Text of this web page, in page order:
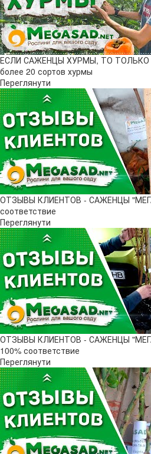
ЕСЛИ САЖЕНЦЫ ХУРМЫ, ТО ТОЛЬКО
более 20 сортов хурмы
Переглянути
ОТЗЫВЫ КЛИЕНТОВ - САЖЕНЦЫ
соответствие
Переглянути
ОТЗЫВЫ КЛИЕНТОВ - САЖЕНЦЫ
100% соответствие
Переглянути